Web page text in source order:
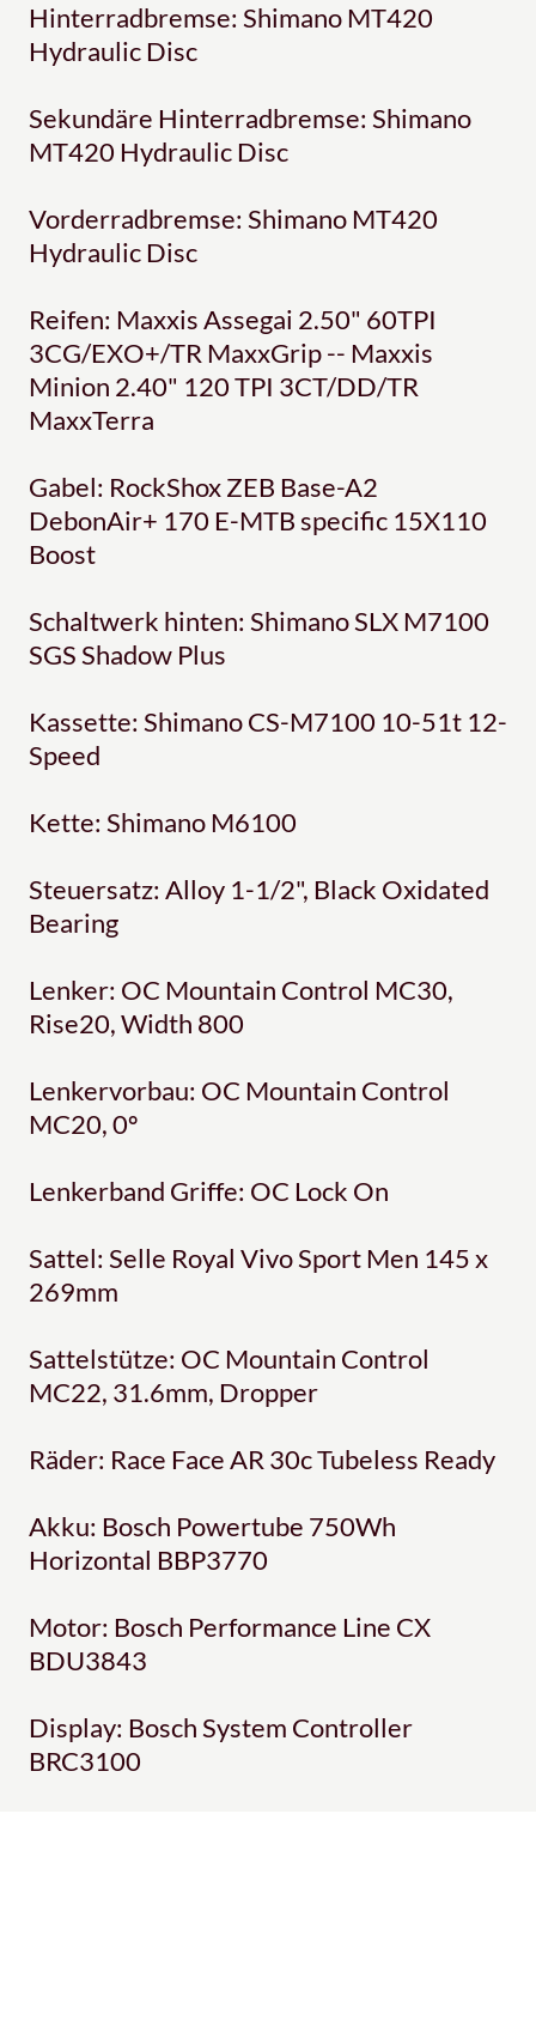
Hinterradbremse: Shimano MT420
Hydraulic Disc
Sekundäre Hinterradbremse: Shimano
MT420 Hydraulic Disc
Vorderradbremse: Shimano MT420
Hydraulic Disc
Reifen: Maxxis Assegai 2.50" 60TPI
3CG/EXO+/TR MaxxGrip -- Maxxis
Minion 2.40" 120 TPI 3CT/DD/TR
MaxxTerra
Gabel: RockShox ZEB Base-A2
DebonAir+ 170 E-MTB specific 15X110
Boost
Schaltwerk hinten: Shimano SLX M7100
SGS Shadow Plus
Kassette: Shimano CS-M7100 10-51t 12-
Speed
Kette: Shimano M6100
Steuersatz: Alloy 1-1/2", Black Oxidated
Bearing
Lenker: OC Mountain Control MC30,
Rise20, Width 800
Lenkervorbau: OC Mountain Control
MC20, 0º
Lenkerband Griffe: OC Lock On
Sattel: Selle Royal Vivo Sport Men 145 x
269mm
Sattelstütze: OC Mountain Control
MC22, 31.6mm, Dropper
Räder: Race Face AR 30c Tubeless Ready
Akku: Bosch Powertube 750Wh
Horizontal BBP3770
Motor: Bosch Performance Line CX
BDU3843
Display: Bosch System Controller
BRC3100